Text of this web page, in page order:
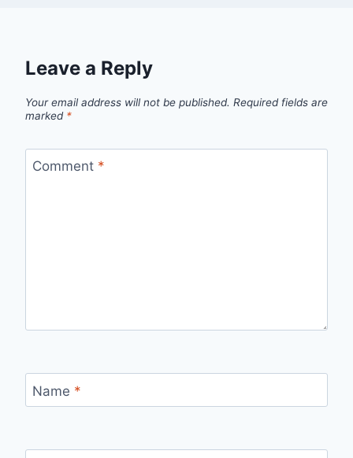
Leave a Reply
Your email address will not be published. Required fields are
marked *
Comment *
Name *